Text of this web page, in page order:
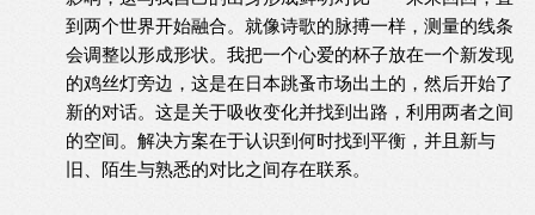
到两个世界开始融合。就像诗歌的脉搏一样，测量的线条
会调整以形成形状。我把一个心爱的杯子放在一个新发现
的鸡丝灯旁边，这是在日本跳蚤市场出土的，然后开始了
新的对话。这是关于吸收变化并找到出路，利用两者之间
的空间。解决方案在于认识到何时找到平衡，并且新与
旧、陌生与熟悉的对比之间存在联系。